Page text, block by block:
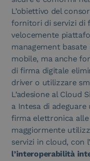
L’obiettivo del
fornitori di servizi di
velocemente
management
mobile, ma anche
di firma digitale
driver o utilizzare
L’adesione al Cloud
a Intesa di
firma elettronica
maggiormente
servizi in cloud, con
l’interoperabilità